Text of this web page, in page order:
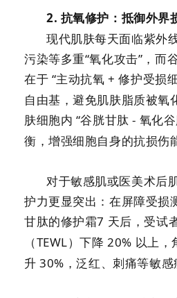
2. 抗氧修护：抵御外界
现代肌肤每天面临紫外线
污染等多重“氧化攻击”，而
在于 “主动抗氧+修护受损
自由基，避免肌肤脂质被氧
肤细胞内 “谷胱甘肽- 氧化
衡，增强细胞自身的抗损伤
对于敏感肌或医美术后
护力更显突出：在屏障受损
甘肽的修护霜7 天后，受试
（TEWL）下降20% 以上，
升30% ，泛红、刺痛等敏感